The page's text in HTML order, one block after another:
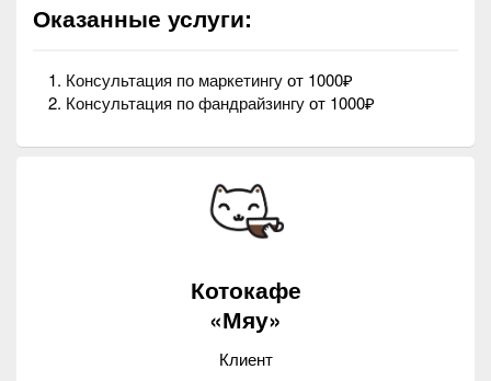
Оказанные услуги:
Консультация по маркетингуот 1000₽
Консультация по фандрайзингуот 1000₽
Котокафе
«Мяу»
Клиент